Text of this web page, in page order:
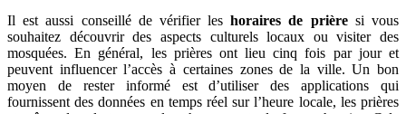
Il est aussi conseillé de vérifier leshoraires de prièresi vous
souhaitez découvrir des aspects culturels locaux ou visiter des
mosquées. En général, les prières ont lieu cinq fois par jour et
peuvent influencer l’accès à certaines zones de la ville. Un bon
moyen de rester informé est d’utiliser des applications qui
fournissent des données en temps réel sur l’heure locale, les prières